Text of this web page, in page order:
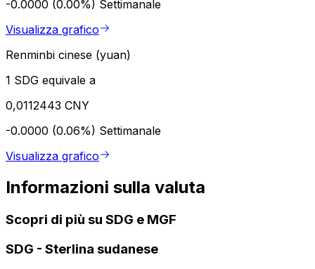
-0.0000 (0.00%) Settimanale
Visualizza grafico
Renminbi cinese (yuan)
1 SDG equivale a
0,0112443 CNY
-0.0000 (0.06%) Settimanale
Visualizza grafico
Informazioni sulla valuta
Scopri di più su SDG e MGF
SDG - Sterlina sudanese